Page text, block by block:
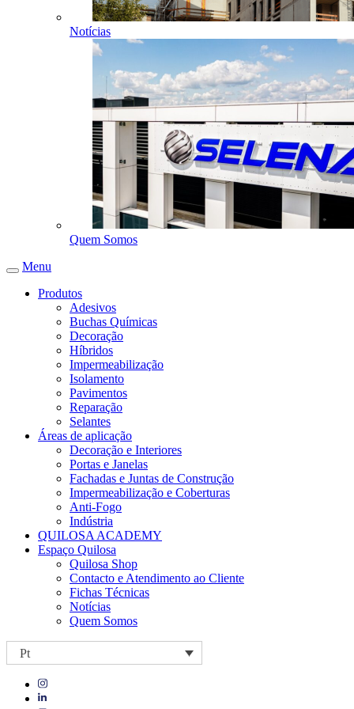
Notícias
Quem Somos
Menu
Produtos
Adesivos
Buchas Químicas
Decoração
Híbridos
Impermeabilização
Isolamento
Pavimentos
Reparação
Selantes
Áreas de aplicação
Decoração e Interiores
Portas e Janelas
Fachadas e Juntas de Construção
Impermeabilização e Coberturas
Anti-Fogo
Indústria
QUILOSA ACADEMY
Espaço Quilosa
Quilosa Shop
Contacto e Atendimento ao Cliente
Fichas Técnicas
Notícias
Quem Somos
Pt
Visit
Visit